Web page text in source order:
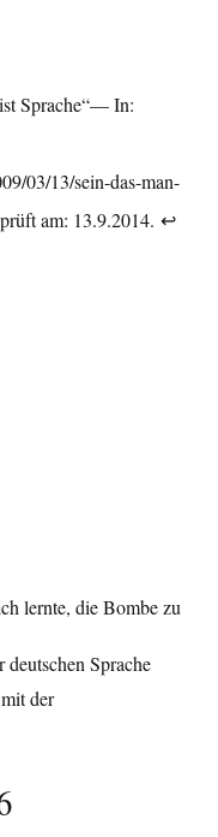
Sprache“— In:
03/13/sein-das-man-
am: 13.9.2014. ↩︎
lernte, die Bombe zu
Sprache
der